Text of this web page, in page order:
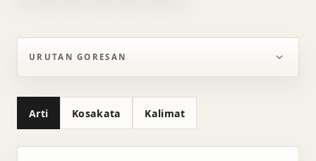
URUTAN GORESAN
Arti Kosakata Kalimat